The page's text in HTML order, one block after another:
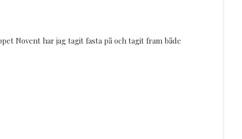
Novent har jag tagit fasta på och tagit fram både